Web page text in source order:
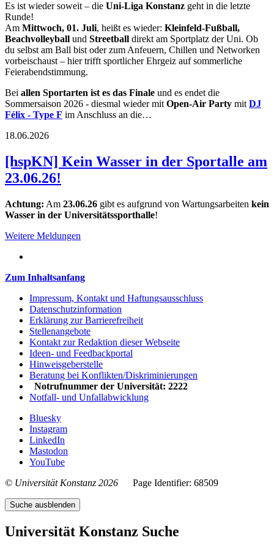
Es ist wieder soweit – die Uni-Liga Konstanz geht in die letzte
Runde!
Am Mittwoch, 01. Juli, heißt es wieder: Kleinfeld-Fußball,
Beachvolleyball und Streetball direkt am Sportplatz der Uni. Ob
du selbst am Ball bist oder zum Anfeuern, Chillen und Networken
vorbeischaust – hier trifft sportlicher Ehrgeiz auf sommerliche
Feierabendstimmung.
Bei allen Sportarten ist es das Finale und es endet die
Sommersaison 2026 - diesmal wieder mit Open-Air Party mit DJ
Félix - Type F im Anschluss an die…
18.06.2026
[hspKN] Kein Wasser in der Sportalle am
23.06.26!
Achtung: Am 23.06.26 gibt es aufgrund von Wartungsarbeiten kein
Wasser in der Universitätssporthalle!
Weitere Meldungen
Zum Inhaltsanfang
Impressum, Kontakt und Haftungsausschluss
Datenschutzinformation
Erklärung zur Barrierefreiheit
Stellenangebote
Kontakt zur Redaktion dieser Webseite
Ideen- und Feedbackportal
Hinweisgeberstelle
Beratung bei Konflikten/Diskriminierungen
Notrufnummer der Universität: 2222
Notfall- und Unfallabwicklung
Bluesky
Instagram
LinkedIn
Mastodon
YouTube
© Universität Konstanz 2026
Page Identifier: 68509
Suche ausblenden
Universität Konstanz Suche